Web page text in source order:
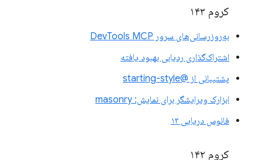
کروم ۱۴۳
به‌روزرسانی‌های سرور DevTools MCP
اشتراک‌گذاری ردیابی بهبود یافته
پشتیبانی از @starting-style
ابزارک ویرایشگر برای نمایش: masonry
فانوس دریایی ۱۳
کروم ۱۴۲